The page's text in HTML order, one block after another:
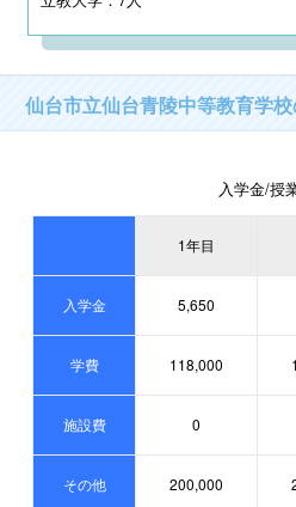
仙台市立仙台青陵中等教育学
入学金/授
1年目
入学金 5,650
学費 118,000
施設費 0
その他 200,000